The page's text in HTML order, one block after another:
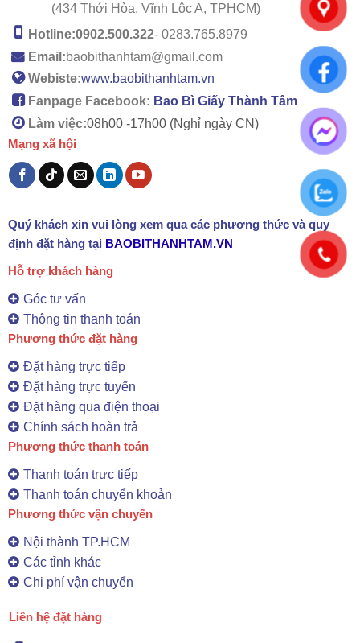
(434 Thới Hòa, Vĩnh Lộc A, TPHCM)
Hotline:0902.500.322- 0283.765.8979
Email:baobithanhtam@gmail.com
Webiste:www.baobithanhtam.vn
Fanpage Facebook: Bao Bì Giấy Thành Tâm
Làm việc:08h00 -17h00 (Nghỉ ngày CN)
Mạng xã hội
Quý khách xin vui lòng xem qua các phương thức và quy
định đặt hàng tại BAOBITHANHTAM.VN
Hỗ trợ khách hàng
Góc tư vấn
Thông tin thanh toán
Phương thức đặt hàng
Đặt hàng trực tiếp
Đặt hàng trực tuyến
Đặt hàng qua điện thoại
Chính sách hoàn trả
Phương thức thanh toán
Thanh toán trực tiếp
Thanh toán chuyển khoản
Phương thức vận chuyển
Nội thành TP.HCM
Các tỉnh khác
Chi phí vận chuyển
Liên hệ đặt hàng